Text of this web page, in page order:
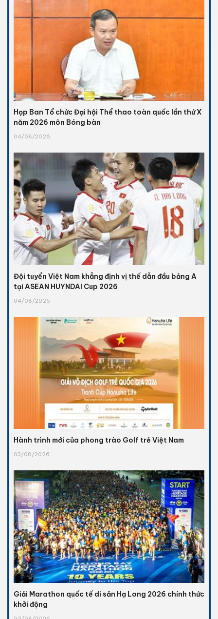
Họp Ban Tổ chức Đại hội Thể thao toàn quốc lần thứ X
năm 2026 môn Bóng bàn
04/08/2026
Đội tuyển Việt Nam khẳng định vị thế dẫn đầu bảng A
tại ASEAN HUYNDAI Cup 2026
04/08/2026
Hành trình mới của phong trào Golf trẻ Việt Nam
03/08/2026
Giải Marathon quốc tế di sản Hạ Long 2026 chính thức
khởi động